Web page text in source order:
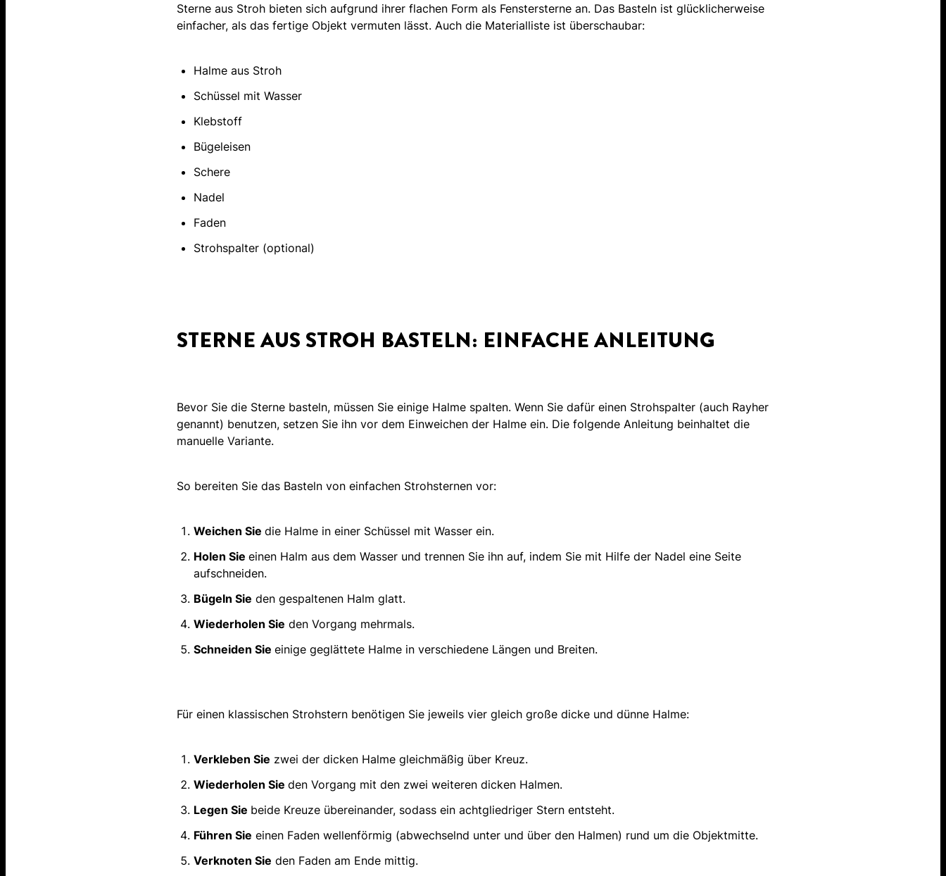
Sterne aus Stroh bieten sich aufgrund ihrer flachen Form als Fenstersterne an. Das Basteln ist glücklicherweise
einfacher, als das fertige Objekt vermuten lässt. Auch die Materialliste ist überschaubar:
Halme aus Stroh
Schüssel mit Wasser
Klebstoff
Bügeleisen
Schere
Nadel
Faden
Strohspalter (optional)
STERNE AUS STROH BASTELN: EINFACHE ANLEITUNG
Bevor Sie die Sterne basteln, müssen Sie einige Halme spalten. Wenn Sie dafür einen Strohspalter (auch Rayher
genannt) benutzen, setzen Sie ihn vor dem Einweichen der Halme ein. Die folgende Anleitung beinhaltet die
manuelle Variante.
So bereiten Sie das Basteln von einfachen Strohsternen vor:
Weichen Sie die Halme in einer Schüssel mit Wasser ein.
Holen Sie einen Halm aus dem Wasser und trennen Sie ihn auf, indem Sie mit Hilfe der Nadel eine Seite
aufschneiden.
Bügeln Sie den gespaltenen Halm glatt.
Wiederholen Sie den Vorgang mehrmals.
Schneiden Sie einige geglättete Halme in verschiedene Längen und Breiten.
Für einen klassischen Strohstern benötigen Sie jeweils vier gleich große dicke und dünne Halme:
Verkleben Sie zwei der dicken Halme gleichmäßig über Kreuz.
Wiederholen Sie den Vorgang mit den zwei weiteren dicken Halmen.
Legen Sie beide Kreuze übereinander, sodass ein achtgliedriger Stern entsteht.
Führen Sie einen Faden wellenförmig (abwechselnd unter und über den Halmen) rund um die Objektmitte.
Verknoten Sie den Faden am Ende mittig.